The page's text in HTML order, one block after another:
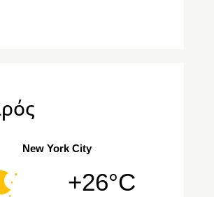
New York City
+26°C